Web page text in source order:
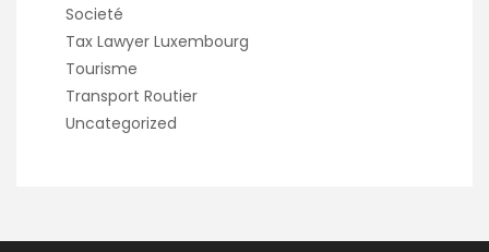
Societé
Tax Lawyer Luxembourg
Tourisme
Transport Routier
Uncategorized